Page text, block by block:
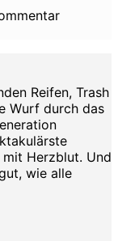
Reifen, Trash
Wurf durch das
Herzblut. Und
wie alle